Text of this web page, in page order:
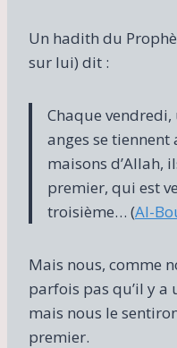
Un hadith du
sur lui) dit :
Chaque vendredi,
anges se tiennent
maisons d’Allah,
premier, qui est
troisième… (Al-
Mais nous, comme
parfois pas qu’il y a
mais nous le
premier.